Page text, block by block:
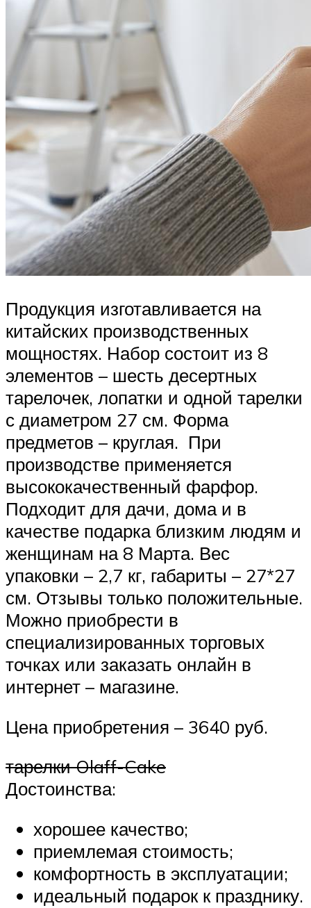
Продукция изготавливается на
китайских производственных
мощностях. Набор состоит из 8
элементов – шесть десертных
тарелочек, лопатки и одной тарелки
с диаметром 27 см. Форма
предметов – круглая. При
производстве применяется
высококачественный фарфор.
Подходит для дачи, дома и в
качестве подарка близким людям и
женщинам на 8 Марта. Вес
упаковки – 2,7 кг, габариты – 27*27
см. Отзывы только положительные.
Можно приобрести в
специализированных торговых
точках или заказать онлайн в
интернет – магазине.
Цена приобретения – 3640 руб.
тарелки Olaff-Cake
Достоинства:
хорошее качество;
приемлемая стоимость;
комфортность в эксплуатации;
идеальный подарок к празднику.